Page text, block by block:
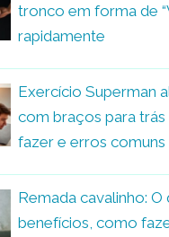
tronco em forma de
rapidamente
Exercício Superman
com braços para trás
fazer e erros comuns
Remada cavalinho: O
benefícios, como